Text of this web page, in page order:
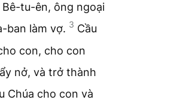
tu-ên, ông ngoại
ban làm vợ. 3 Cầu
con, cho con
nở, và trở thành
Chúa cho con và